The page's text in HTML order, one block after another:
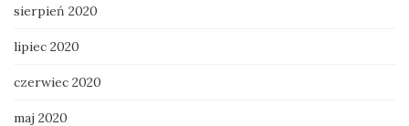
sierpień 2020
lipiec 2020
czerwiec 2020
maj 2020